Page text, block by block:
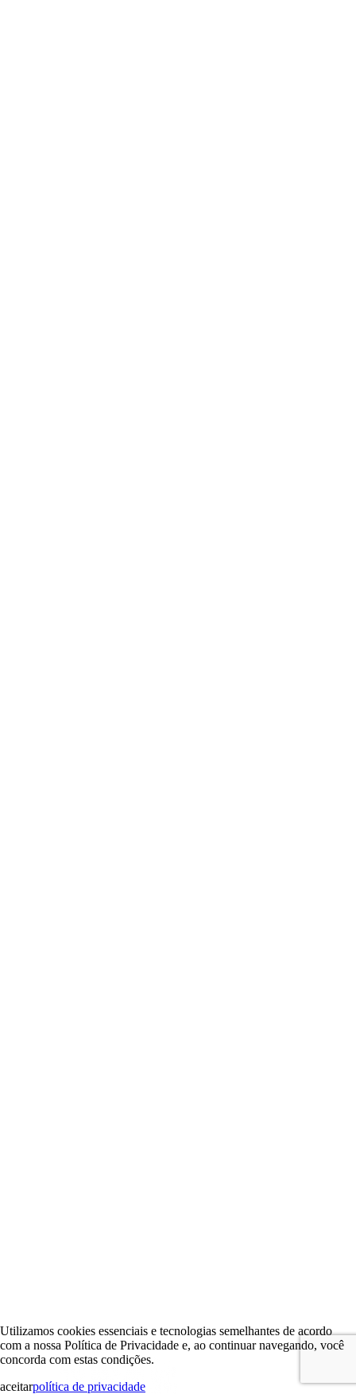
Utilizamos cookies essenciais e tecnologias semelhantes de acordo
com a nossa Política de Privacidade e, ao continuar navegando, você
concorda com estas condições.
aceitarpolítica de privacidade